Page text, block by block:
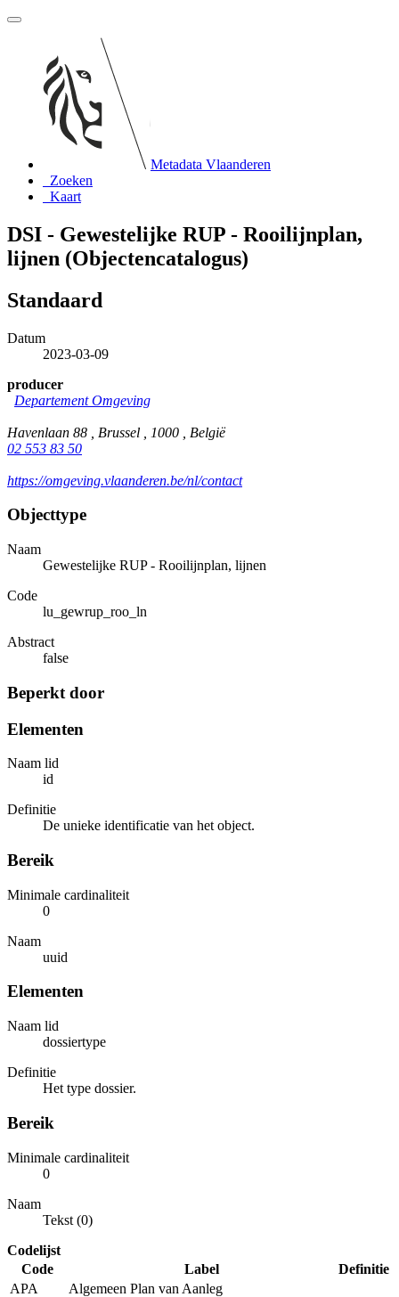
Metadata Vlaanderen
Zoeken
Kaart
DSI - Gewestelijke RUP - Rooilijnplan,
lijnen (Objectencatalogus)
Standaard
Datum
2023-03-09
producer
Departement Omgeving
Havenlaan 88 , Brussel , 1000 , België
02 553 83 50
https://omgeving.vlaanderen.be/nl/contact
Objecttype
Naam
Gewestelijke RUP - Rooilijnplan, lijnen
Code
lu_gewrup_roo_ln
Abstract
false
Beperkt door
Elementen
Naam lid
id
Definitie
De unieke identificatie van het object.
Bereik
Minimale cardinaliteit
0
Naam
uuid
Elementen
Naam lid
dossiertype
Definitie
Het type dossier.
Bereik
Minimale cardinaliteit
0
Naam
Tekst (0)
Codelijst
Code
Label
Definitie
APA
Algemeen Plan van Aanleg